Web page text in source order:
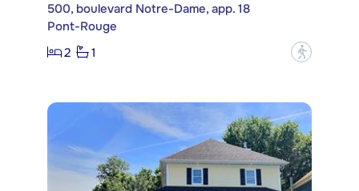
500, boulevard Notre-Dame, app. 18
Pont-Rouge
2
1 ?